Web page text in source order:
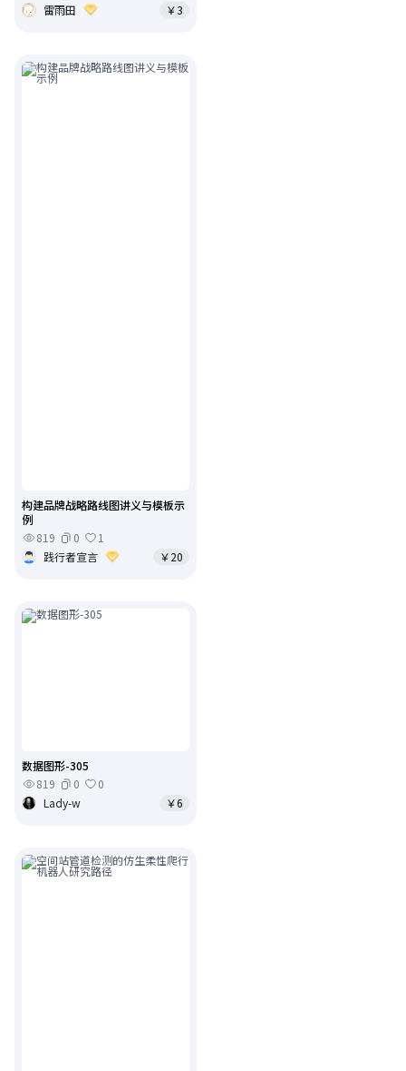
雷雨田
￥3
构建品牌战略路线图讲义与模板示
例
819
0
1
践行者宣言
￥20
数据图形-305
819
0
0
Lady-w
￥6